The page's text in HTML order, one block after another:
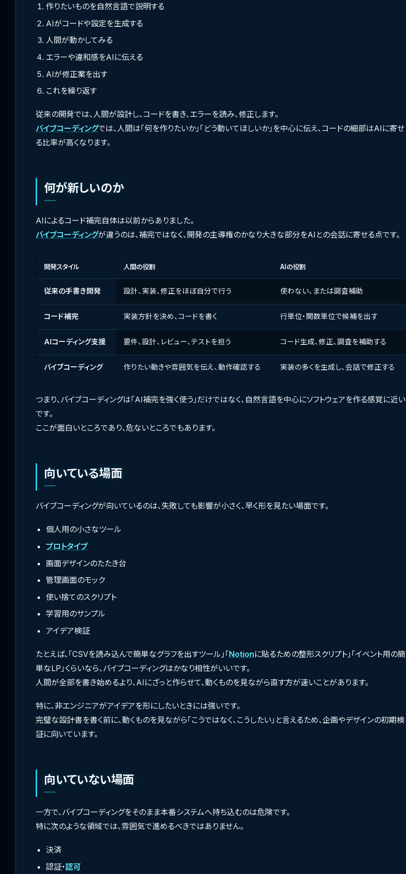
作りたいものを自然言語で説明する
AIがコードや設定を生成する
人間が動かしてみる
エラーや違和感をAIに伝える
AIが修正案を出す
これを繰り返す
従来の開発では、人間が設計し、コードを書き、エラーを読み、修正します。
バイブコーディングでは、人間は「何を作りたいか」「どう動いてほしいか」を中心に伝え、コードの細部はAIに寄せ
る比率が高くなります。
何が新しいのか
AIによるコード補完自体は以前からありました。
バイブコーディングが違うのは、補完ではなく、開発の主導権のかなり大きな部分をAIとの会話に寄せる点です。
開発スタイル 人間の役割 AIの役割
従来の手書き開発 設計、実装、修正をほぼ自分で行う 使わない、または調査補助
コード補完 実装方針を決め、コードを書く 行単位・関数単位で候補を出す
AIコーディング支援 要件、設計、レビュー、テストを担う コード生成、修正、調査を補助する
バイブコーディング 作りたい動きや雰囲気を伝え、動作確認する 実装の多くを生成し、会話で修正する
つまり、バイブコーディングは「AI補完を強く使う」だけではなく、自然言語を中心にソフトウェアを作る感覚に近い
です。
ここが面白いところであり、危ないところでもあります。
向いている場面
バイブコーディングが向いているのは、失敗しても影響が小さく、早く形を見たい場面です。
個人用の小さなツール
プロトタイプ
画面デザインのたたき台
管理画面のモック
使い捨てのスクリプト
学習用のサンプル
アイデア検証
たとえば、「CSVを読み込んで簡単なグラフを出すツール」「Notionに貼るための整形スクリプト」「イベント用の簡
単なLP」くらいなら、バイブコーディングはかなり相性がいいです。
人間が全部を書き始めるより、AIにざっと作らせて、動くものを見ながら直す方が速いことがあります。
特に、非エンジニアがアイデアを形にしたいときには強いです。
完璧な設計書を書く前に、動くものを見ながら「こうではなく、こうしたい」と言えるため、企画やデザインの初期検
証に向いています。
向いていない場面
一方で、バイブコーディングをそのまま本番システムへ持ち込むのは危険です。
特に次のような領域では、雰囲気で進めるべきではありません。
決済
認証・認可